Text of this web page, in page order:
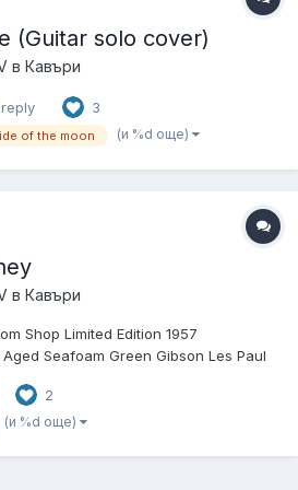
(Guitar solo cover)
в Кавъри
reply 3
of the moon (и %d още)
в Кавъри
Shop Limited Edition 1957
Seafoam Green Gibson Les Paul
Flashback delay X4 Strymon -
за...
2
(и %d още)